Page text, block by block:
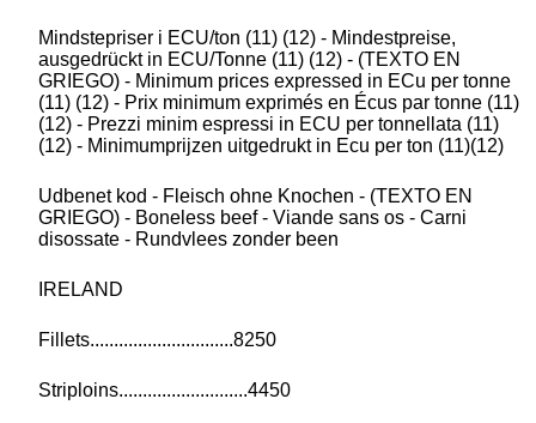
Mindstepriser i ECU/ton (11) (12) - Mindestpreise,
ausgedrückt in ECU/Tonne (11) (12) - (TEXTO EN
GRIEGO) - Minimum prices expressed in ECu per tonne
(11) (12) - Prix minimum exprimés en Écus par tonne (11)
(12) - Prezzi minim espressi in ECU per tonnellata (11)
(12) - Minimumprijzen uitgedrukt in Ecu per ton (11)(12)
Udbenet kod - Fleisch ohne Knochen - (TEXTO EN
GRIEGO) - Boneless beef - Viande sans os - Carni
disossate - Rundvlees zonder been
IRELAND
Fillets..............................8250
Striploins...........................4450